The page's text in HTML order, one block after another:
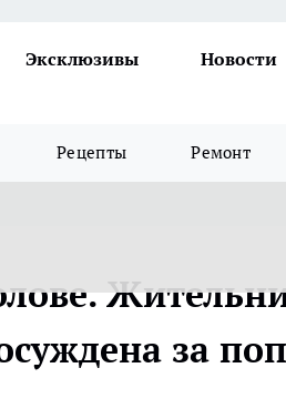
Эксклюзивы Новости
Рецепты Ремонт
за